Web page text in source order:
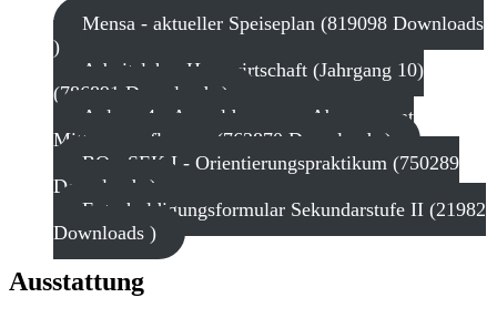
Mensa - aktueller Speiseplan (819098 Downloads
)
Arbeitslehre Hauswirtschaft (Jahrgang 10)
(786891 Downloads )
Anlage 4 - Anmeldung zum Abonnement
Mittagsverpflegung (763870 Downloads )
BO - SEK I - Orientierungspraktikum (750289
Downloads )
Entschuldigungsformular Sekundarstufe II (21982
Downloads )
Ausstattung